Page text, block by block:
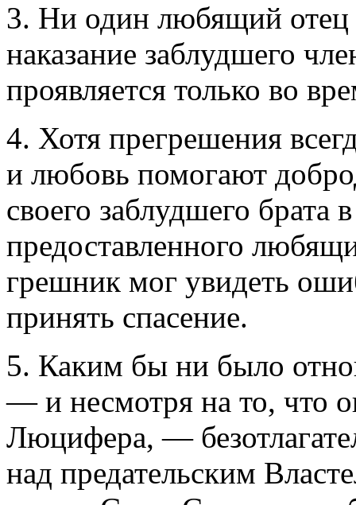
3. Ни один любящий отец
наказание заблудшего
проявляется только во
4. Хотя прегрешения
и любовь помогают
своего заблудшего брата
предоставленного
грешник мог увидеть
принять спасение.
5. Каким бы ни было
— и несмотря на то, что
Люцифера, —
над предательским